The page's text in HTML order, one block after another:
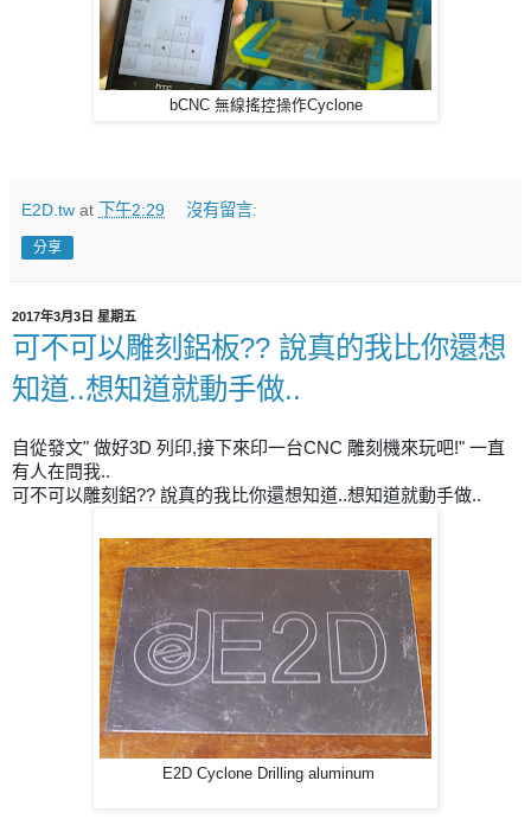
bCNC 無線搖控操作Cyclone
E2D.tw at 下午2:29 沒有留言:
分享
2017年3月3日 星期五
可不可以雕刻鋁板?? 說真的我比你還想
知道..想知道就動手做..
自從發文" 做好3D 列印,接下來印一台CNC 雕刻機來玩吧!" 一直
有人在問我..
可不可以雕刻鋁?? 說真的我比你還想知道..想知道就動手做..
E2D Cyclone Drilling aluminum